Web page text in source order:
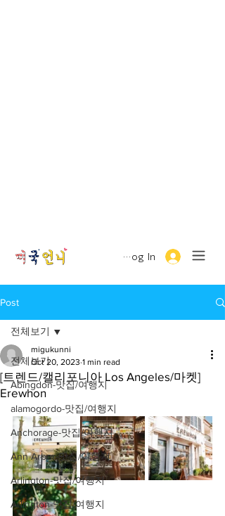
Log In
Post
전체보기
Abingdon-맛집/여행지
alamogordo-맛집/여행지
Anchorage-맛집/여행지
Ann Arbor-맛집/여행지
Arlington-맛집/여행지
Arlington-맛집/여행지
전체보기
[트렌드/캘리포니아 Los Angeles/마켓]
Erewhon
migukunni
Oct 20, 2023 1 min read